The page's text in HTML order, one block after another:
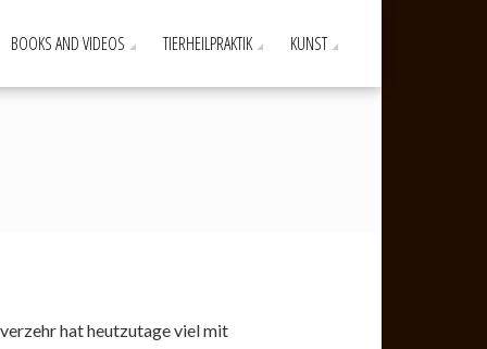
BOOKS AND VIDEOS TIERHEILPRAKTIK KUNST
hat heutzutage viel mit